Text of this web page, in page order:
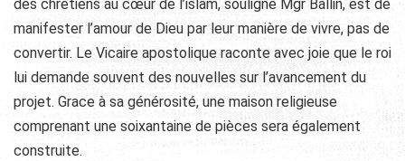
des chrétiens au cœur de l’islam, souligne Mgr Ballin, est de
manifester l’amour de Dieu par leur manière de vivre, pas de
convertir. Le Vicaire apostolique raconte avec joie que le roi
lui demande souvent des nouvelles sur l’avancement du
projet. Grace à sa générosité, une maison religieuse
comprenant une soixantaine de pièces sera également
construite.